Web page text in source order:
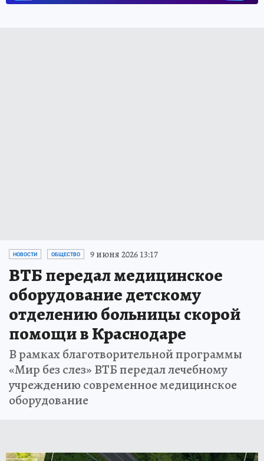
НОВОСТИ ОБЩЕСТВО 9 июня 2026 13:17
ВТБ передал медицинское
оборудование детскому
отделению больницы скорой
помощи в Краснодаре
В рамках благотворительной программы
«Мир без слез» ВТБ передал лечебному
учреждению современное медицинское
оборудование